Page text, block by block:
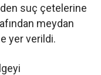
suç çetelerine
meydan
yer verildi.